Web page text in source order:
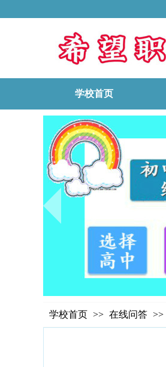
学校首页
学校首页 >> 在线问答 >>